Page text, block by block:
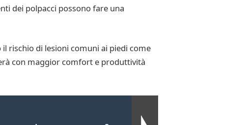
dei polpacci possono fare una
rischio di lesioni comuni ai piedi come
con maggior comfort e produttività